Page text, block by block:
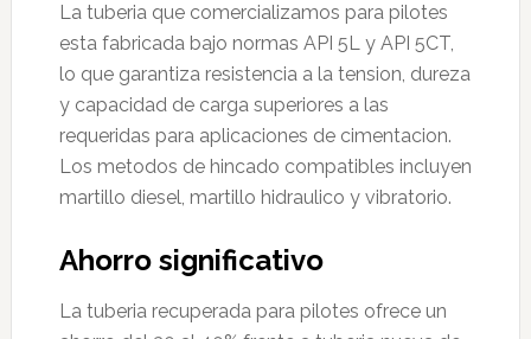
La tuberia que comercializamos para pilotes
esta fabricada bajo normas API 5L y API 5CT,
lo que garantiza resistencia a la tension, dureza
y capacidad de carga superiores a las
requeridas para aplicaciones de cimentacion.
Los metodos de hincado compatibles incluyen
martillo diesel, martillo hidraulico y vibratorio.
Ahorro significativo
La tuberia recuperada para pilotes ofrece un